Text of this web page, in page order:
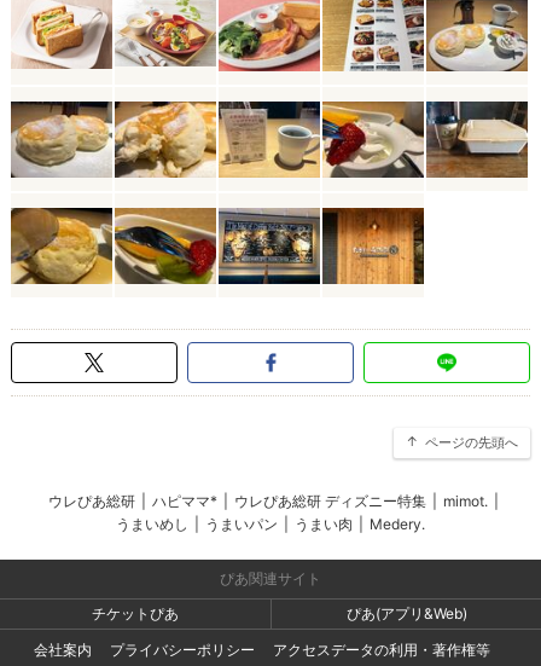
ページの先頭へ
ウレぴあ総研 ハピママ* ウレぴあ総研 ディズニー特集 mimot.
うまいめし
うまいパン うまい肉 Medery.
ぴあ関連サイト
チケットぴあ
ぴあ(アプリ&Web)
会社案内
プライバシーポリシー アクセスデータの利用・著作権等